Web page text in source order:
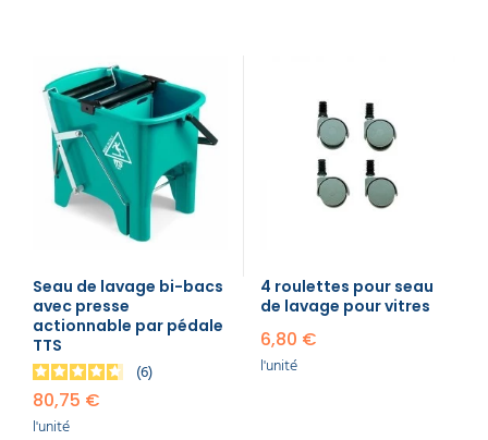
Seau de lavage bi-bacs
avec presse
actionnable par pédale
TTS
6
80,75 €
l'unité
4 roulettes pour seau
de lavage pour vitres
6,80 €
l'unité